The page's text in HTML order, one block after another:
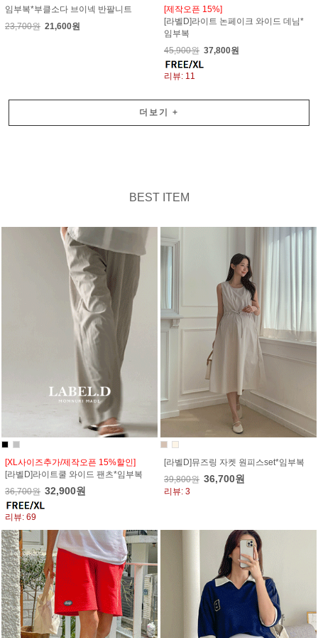
임부복*부클소다 브이넥 반팔니트
23,700원 21,600원
[제작오픈 15%]
[라벨D]라이트 논페이크 와이드 데님*
임부복
45,900원 37,800원
리뷰: 11
더보기 +
BEST ITEM
[XL사이즈추가/제작오픈 15%할인]
[라벨D]라이트쿨 와이드 팬츠*임부복
36,700원 32,900원
리뷰: 69
[라벨D]뮤즈링 자켓 원피스set*임부복
39,800원 36,700원
리뷰: 3